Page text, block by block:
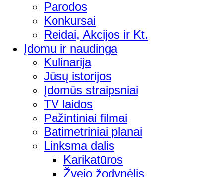
Parodos
Konkursai
Reidai, Akcijos ir Kt.
Įdomu ir naudinga
Kulinarija
Jūsų istorijos
Įdomūs straipsniai
TV laidos
Pažintiniai filmai
Batimetriniai planai
Linksma dalis
Karikatūros
Žvejo žodynėlis